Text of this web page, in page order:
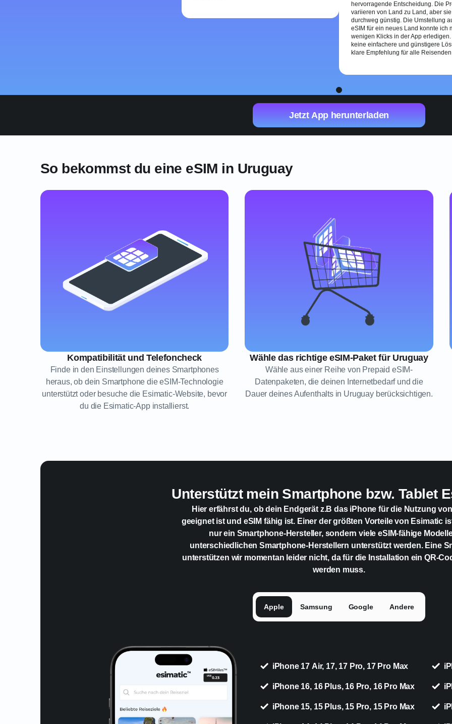
hervorragende Entscheidung. Die
variieren von Land zu Land, aber
durchweg günstig. Die Umstellung
eSIM für ein neues Land konnte ich
wenigen Klicks in der App
keine einfachere und günstigere
klare Empfehlung für alle
1
Jetzt App herunterladen
So bekommst du eine eSIM in Uruguay
Kompatibilität und Telefoncheck
Finde in den Einstellungen deines Smartphones
heraus, ob dein Smartphone die eSIM-Technologie
unterstützt oder besuche die Esimatic-Website, bevor
du die Esimatic-App installierst.
Wähle das richtige eSIM-Paket für Uruguay
Wähle aus einer Reihe von Prepaid eSIM-
Datenpaketen, die deinen Internetbedarf und die
Dauer deines Aufenthalts in Uruguay berücksichtigen.
Unterstützt mein Smartphone bzw. Tablet
Hier erfährst du, ob dein Endgerät z.B das iPhone für die Nutzung
geeignet ist und eSIM fähig ist. Einer der größten Vorteile von Esimatic
nur ein Smartphone-Hersteller, sondern viele eSIM-fähige
unterschiedlichen Smartphone-Herstellern unterstützt werden. Eine
unterstützen wir momentan leider nicht, da für die Installation ein QR-
werden muss.
Apple Samsung Google Andere
iPhone 17 Air, 17, 17 Pro, 17 Pro Max
iPhone 16, 16 Plus, 16 Pro, 16 Pro Max
iPhone 15, 15 Plus, 15 Pro, 15 Pro Max